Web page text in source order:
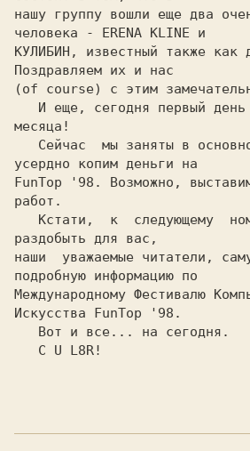
нашу группу вошли еще два
человека - ERENA KLINE и
КУЛИБИН, известный также
Поздравляем их и нас
(of course) с этим
месяца!
усердно копим деньги на
FunTop '98. Возможно,
работ.
раздобыть для вас,
наши  уважаемые читатели,
подробную информацию по
Международному Фестивалю
Искусства FunTop '98.